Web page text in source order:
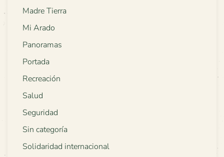
Madre Tierra
Mi Arado
Panoramas
Portada
Recreación
Salud
Seguridad
Sin categoría
Solidaridad internacional